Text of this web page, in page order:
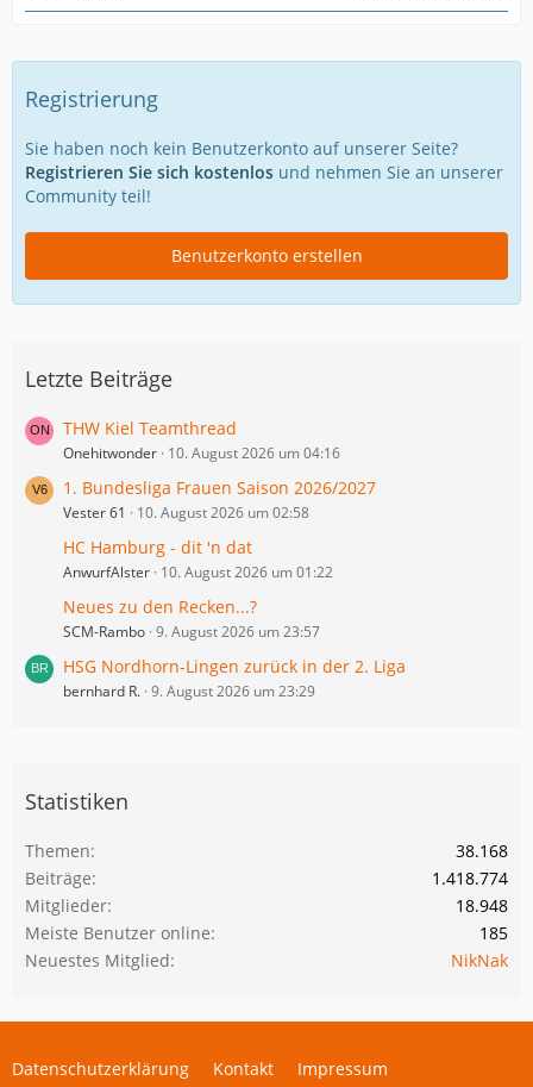
Registrierung
Sie haben noch kein Benutzerkonto auf unserer Seite?
Registrieren Sie sich kostenlos und nehmen Sie an unserer
Community teil!
Benutzerkonto erstellen
Letzte Beiträge
THW Kiel Teamthread
Onehitwonder 10. August 2026 um 04:16
1. Bundesliga Frauen Saison 2026/2027
Vester 61 10. August 2026 um 02:58
HC Hamburg - dit 'n dat
AnwurfAlster 10. August 2026 um 01:22
Neues zu den Recken...?
SCM-Rambo 9. August 2026 um 23:57
HSG Nordhorn-Lingen zurück in der 2. Liga
bernhard R. 9. August 2026 um 23:29
Statistiken
Themen
38.168
Beiträge
1.418.774
Mitglieder
18.948
Meiste Benutzer online
185
Neuestes Mitglied
NikNak
Datenschutzerklärung Kontakt Impressum